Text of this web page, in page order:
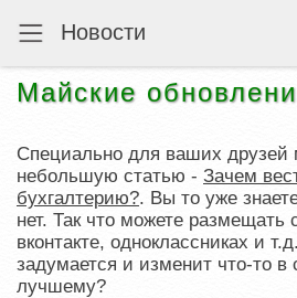
Новости
Майские
Специально для ваших друзей
небольшую статью - Зачем
бухгалтерию?. Вы то уже
нет. Так что можете размещать
вконтакте, одноклассниках и
задумается и изменит что-то в
лучшему?